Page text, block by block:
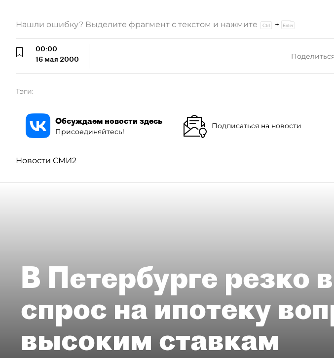
Нашли ошибку? Выделите фрагмент с текстом и нажмите +
00:00
16 мая 2000
Тэги:
Обсуждаем новости здесь
Присоединяйтесь!
Подписаться на новости
Новости СМИ2
В Петербурге резко
спрос на ипотеку
высоким ставкам